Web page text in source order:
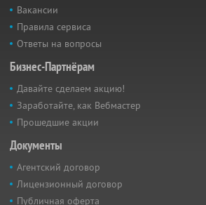
Вакансии
Правила сервиса
Ответы на вопросы
Бизнес-Партнёрам
Давайте сделаем акцию!
Заработайте, как Вебмастер
Прошедшие акции
Документы
Агентский договор
Лицензионный договор
Публичная оферта